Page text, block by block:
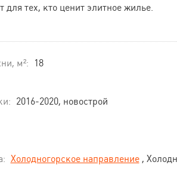
для тех, кто ценит элитное жилье.
м²:
18
2016-2020, новострой
Холодногорское направление,